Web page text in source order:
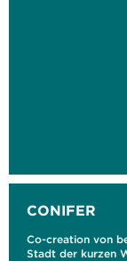
CONIFER
Co-creation von
Stadt der kurzen